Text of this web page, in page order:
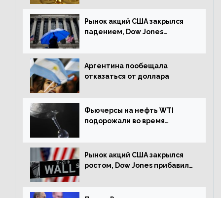
Рынок акций США закрылся
падением, Dow Jones
Аргентина пообещала
отказаться от доллара
Фьючерсы на нефть WTI
подорожали во время
Рынок акций США закрылся
ростом, Dow Jones прибавил